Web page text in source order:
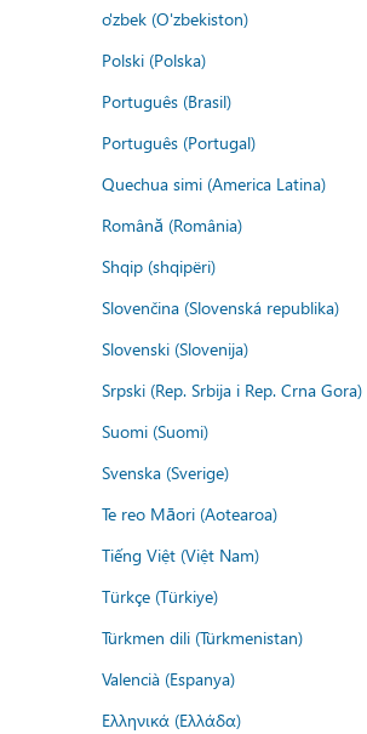
o'zbek (O'zbekiston)
Polski (Polska)
Português (Brasil)
Português (Portugal)
Quechua simi (America Latina)
Română (România)
Shqip (shqipëri)
Slovenčina (Slovenská republika)
Slovenski (Slovenija)
Srpski (Rep. Srbija i Rep. Crna Gora)
Suomi (Suomi)
Svenska (Sverige)
Te reo Māori (Aotearoa)
Tiếng Việt (Việt Nam)
Türkçe (Türkiye)
Türkmen dili (Türkmenistan)
Valencià (Espanya)
Ελληνικά (Ελλάδα)